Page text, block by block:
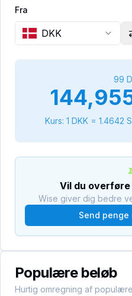
Fra
DKK
99
Kurs: 1 DKK= 1.4642
Vil du overføre
Wise giver dig bedre
Send penge
Populære beløb
Hurtig omregning af